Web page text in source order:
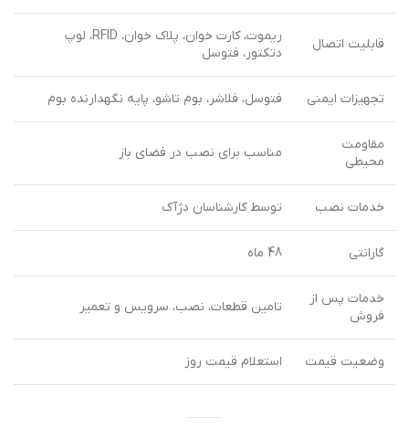
قابلیت اتصال
ریموت، کارت خوان، پلاک خوان، RFID، لوپ
دتکتور، فتوسل
تجهیزات ایمنی فتوسل، فلاشر، بوم تاشو، پایه نگهدارنده بوم
مقاومت
محیطی
مناسب برای نصب در فضای باز
خدمات نصب توسط کارشناسان دژآک
گارانتی 48 ماه
خدمات پس از
فروش
تامین قطعات، نصب، سرویس و تعمیر
وضعیت قیمت استعلام قیمت روز